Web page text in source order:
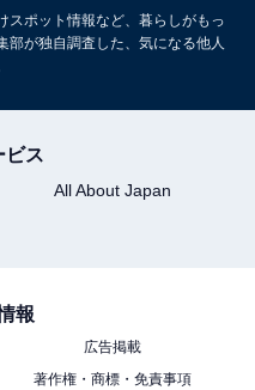
スポット情報など、暮らしがもっ
部が独自調査した、気になる他人
ビス
All About Japan
報
広告掲載
著作権・商標・免責事項